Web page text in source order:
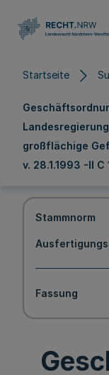
Startseite
großflächige
v. 28.1.1993 -II
Stammnorm
Fassung